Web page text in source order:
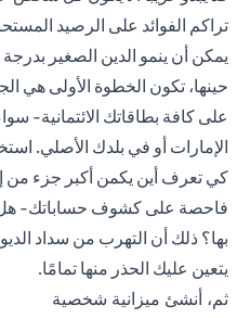
تراكم الفوائد على الرصيد
يمكن أن ينمو الدين الصغير
حينها، تكون الخطوة الأولى هي
على كافة بطاقاتك الائتمانية-
الإمارات أو في بلدك الأصلي.
كي تعرف أين يكمن أكبر جزء من
فاحصة على كشوف حساباتك-
بها؟ ذلك أن التهرب من سداد
يتعين عليك الحذر منها تمامًا.
ثم، أنشئ ميزانية شخصية